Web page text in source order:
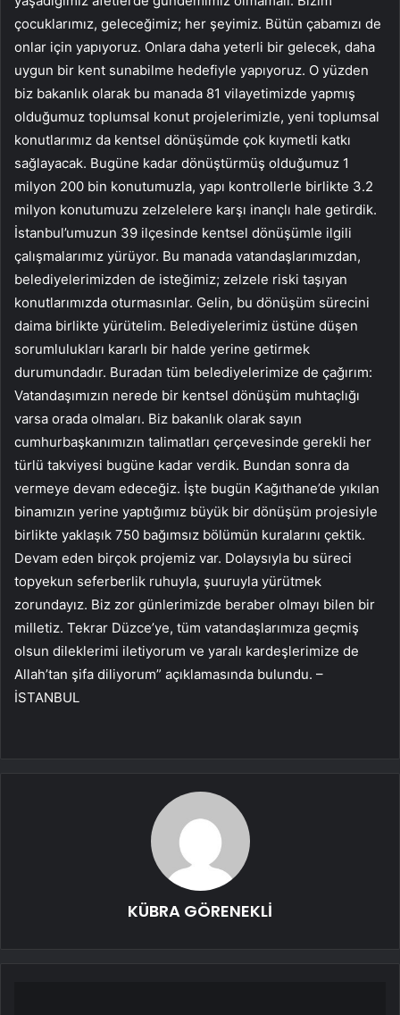
çocuklarımız, geleceğimiz; her şeyimiz. Bütün çabamızı de
onlar için yapıyoruz. Onlara daha yeterli bir gelecek, daha
uygun bir kent sunabilme hedefiyle yapıyoruz. O yüzden
biz bakanlık olarak bu manada 81 vilayetimizde yapmış
olduğumuz toplumsal konut projelerimizle, yeni toplumsal
konutlarımız da kentsel dönüşümde çok kıymetli katkı
sağlayacak. Bugüne kadar dönüştürmüş olduğumuz 1
milyon 200 bin konutumuzla, yapı kontrollerle birlikte 3.2
milyon konutumuzu zelzelelere karşı inançlı hale getirdik.
İstanbul’umuzun 39 ilçesinde kentsel dönüşümle ilgili
çalışmalarımız yürüyor. Bu manada vatandaşlarımızdan,
belediyelerimizden de isteğimiz; zelzele riski taşıyan
konutlarımızda oturmasınlar. Gelin, bu dönüşüm sürecini
daima birlikte yürütelim. Belediyelerimiz üstüne düşen
sorumlulukları kararlı bir halde yerine getirmek
durumundadır. Buradan tüm belediyelerimize de çağırım:
Vatandaşımızın nerede bir kentsel dönüşüm muhtaçlığı
varsa orada olmaları. Biz bakanlık olarak sayın
cumhurbaşkanımızın talimatları çerçevesinde gerekli her
türlü takviyesi bugüne kadar verdik. Bundan sonra da
vermeye devam edeceğiz. İşte bugün Kağıthane’de yıkılan
binamızın yerine yaptığımız büyük bir dönüşüm projesiyle
birlikte yaklaşık 750 bağımsız bölümün kuralarını çektik.
Devam eden birçok projemiz var. Dolaysıyla bu süreci
topyekun seferberlik ruhuyla, şuuruyla yürütmek
zorundayız. Biz zor günlerimizde beraber olmayı bilen bir
milletiz. Tekrar Düzce’ye, tüm vatandaşlarımıza geçmiş
olsun dileklerimi iletiyorum ve yaralı kardeşlerimize de
Allah’tan şifa diliyorum” açıklamasında bulundu. –
İSTANBUL
KÜBRA GÖRENEKLİ